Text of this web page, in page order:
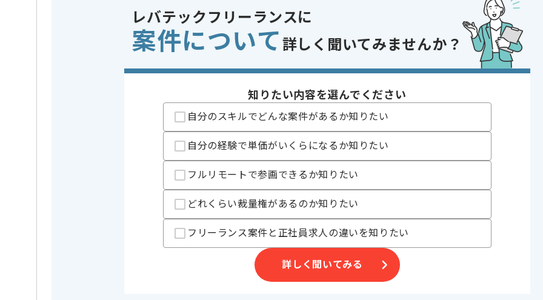
参画実績あり , 20代活躍中 , 30代活躍中 , 長期プロジェクト , 新技術に積極的 , 40代
Webサイトの制作やシステム開発、 各種ディレクション等
今回はWebシステム品質管理支援案件に携わっていただきます。
QAエンジニアとしての実務経験を活かしたい方にお勧めです。
基本的には常駐での作業を見込んでおります。
レバテックフリーランスに
案件について 詳しく聞いてみませんか？
知りたい内容を選んでください
自分のスキルでどんな案件があるか知りたい
自分の経験で単価がいくらになるか知りたい
フルリモートで参画できるか知りたい
どれくらい裁量権があるのか知りたい
フリーランス案件と正社員求人の違いを知りたい
詳しく聞いてみる